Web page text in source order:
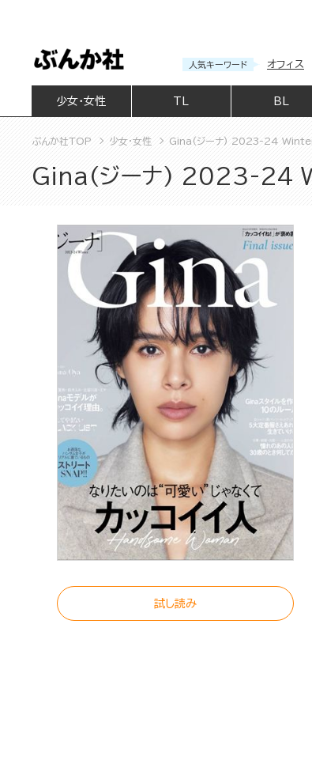
人気キーワード オフィス
少女・女性 BL
ぶんか社TOP 少女・女性 Gina(ジーナ) 2023-24
Gina(ジーナ) 2023-24
試し読み